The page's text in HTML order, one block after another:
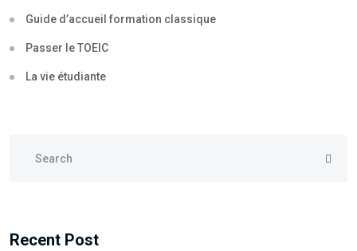
Guide d’accueil formation classique
Passer le TOEIC
La vie étudiante
Recent Post